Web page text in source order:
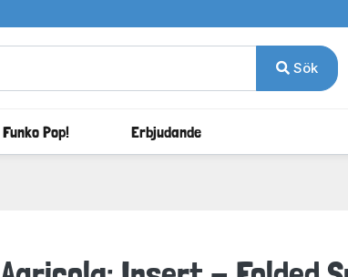
Sök
Funko Pop! Erbjudande